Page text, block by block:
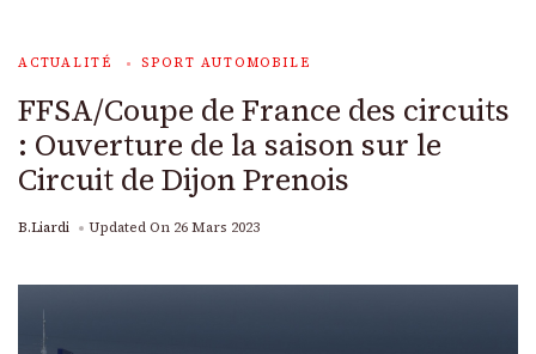
ACTUALITÉ SPORT AUTOMOBILE
FFSA/Coupe de France des circuits
: Ouverture de la saison sur le
Circuit de Dijon Prenois
B.Liardi Updated On 26 Mars 2023